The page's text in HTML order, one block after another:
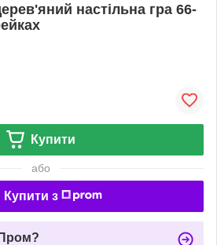
настільна гра 66-
Купити
або
Купити з